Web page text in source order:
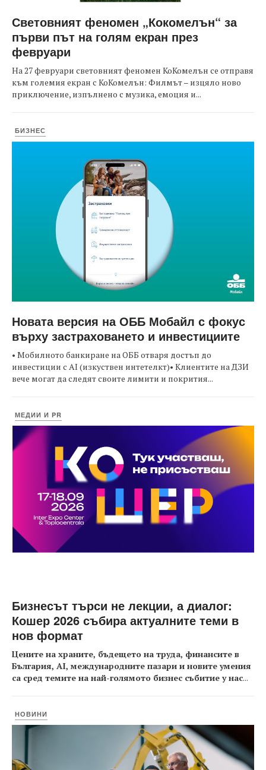
Световният феномен „Кокомелън“ за
първи път на голям екран през
февруари
На 27 февруари световният феномен КоКомелън се отправя
към големия екран с КоКомелън: Филмът – изцяло ново
приключение, изпълнено с музика, емоция и...
БИЗНЕС
Новата версия на ОББ Мобайл с фокус
върху застраховането и инвестициите
• Мобилното банкиране на ОББ отваря достъп до
инвестиции с AI (изкуствен интетелкт)• Клиентите на ДЗИ
вече могат да следят своите лимити и покрития...
МЕДИИ И PR
Бизнесът търси не лекции, а диалог:
Кошер 2026 събира актуалните теми в
нов формат
Цените на храните, бъдещето на труда, финансите в
България, AI, международните пазари и новите умения
са сред темите на най-голямото бизнес събитие у нас...
НОВИНИ